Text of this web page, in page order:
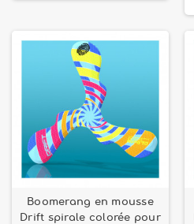
Boomerang en mousse
Drift spirale colorée pour